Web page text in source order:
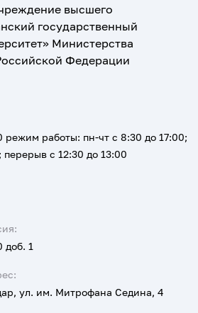
высшего
государственный
Министерства
Федерации
ул. им. Митрофана Седина, 4
доб. 1
режим работы: пн-чт с 8:30 до 17:00;
перерыв с 12:30 до 13:00